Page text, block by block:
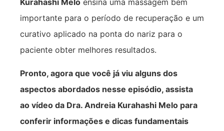
Kurahashi Melo ensina uma massagem bem
importante para o período de recuperação e um
curativo aplicado na ponta do nariz para o
paciente obter melhores resultados.
Pronto, agora que você já viu alguns dos
aspectos abordados nesse episódio, assista
ao vídeo da Dra. Andreia Kurahashi Melo para
conferir informações e dicas fundamentais